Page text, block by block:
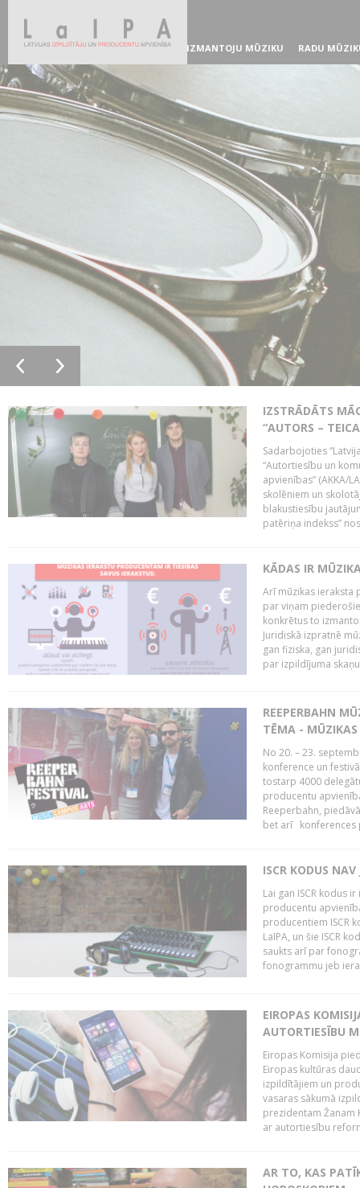
IZMANTOJU MŪZIKU RADU
IZSTRĀDĀTS
“AUTORS –
Sadarbojoties
“Autortiesību un
apvienības” (AKKA/
skolēniem un
blakustiesību
patēriņa indekss”
KĀDAS IR
Arī mūzikas ieraksta
par viņam
konkrētus to
Juridiskā izpratnē
gan fiziska, gan
par izpildījuma
REEPERBAHN
TĒMA -
No 20. – 23.
konference un
tostarp 4000
producentu
Reeperbahn,
bet arī konferences
ISCR KODUS
Lai gan ISCR kodus
producentu
producentiem ISCR
LaIPA, un šie ISCR
saukts arī par
fonogrammu jeb
EIROPAS
AUTORTIESĪBU
Eiropas Komisija
Eiropas kultūras
izpildītājiem un
vasaras sākumā
prezidentam Žanam
ar autortiesību
AR TO, KAS